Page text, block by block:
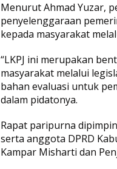
L
p
k
Menurut Ahmad Yuzar,
penyelenggaraan
kepada masyarakat
“LKPJ ini merupakan
masyarakat melalui
bahan evaluasi untuk
dalam pidatonya.
Rapat paripurna
serta anggota DPRD
Kampar Misharti dan